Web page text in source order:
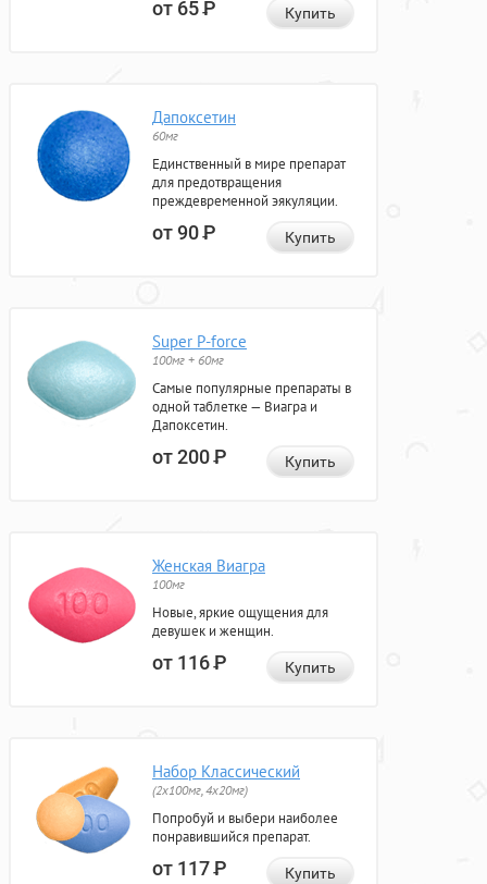
от 65Р Купить
Дапоксетин
60мг
Единственный в мире препарат
для предотвращения
преждевременной эякуляции.
от 90Р Купить
Super P-force
100мг + 60мг
Самые популярные препараты в
одной таблетке — Виагра и
Дапоксетин.
от 200Р Купить
Женская Виагра
100мг
Новые, яркие ощущения для
девушек и женщин.
от 116Р Купить
Набор Классический
(2x100мг, 4x20мг)
Попробуй и выбери наиболее
понравившийся препарат.
от 117Р Купить